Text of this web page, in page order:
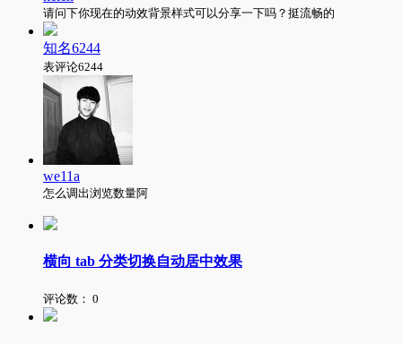
请问下你现在的动效背景样式可以分享一下吗？挺流畅的
知名6244
表评论6244
we11a
怎么调出浏览数量阿
横向 tab 分类切换自动居中效果
评论数： 0